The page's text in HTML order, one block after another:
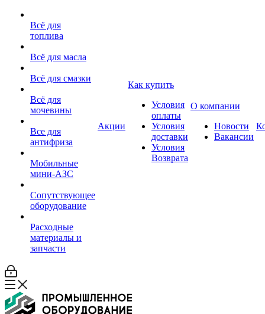
Всё для
топлива
Всё для масла
Всё для смазки
Всё для
мочевины
Все для
антифриза
Мобильные
мини-АЗС
Сопутствующее
оборудование
Расходные
материалы и
запчасти
Акции
Как купить
Условия
оплаты
Условия
доставки
Условия
Возврата
О компании
Новости
Вакансии